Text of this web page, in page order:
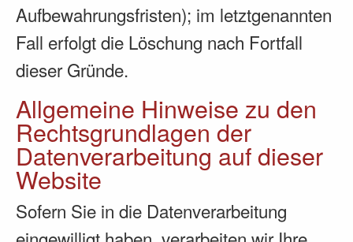
Aufbewahrungsfristen); im letztgenannten
Fall erfolgt die Löschung nach Fortfall
dieser Gründe.
Allgemeine Hinweise zu den
Rechtsgrundlagen der
Datenverarbeitung auf dieser
Website
Sofern Sie in die Datenverarbeitung